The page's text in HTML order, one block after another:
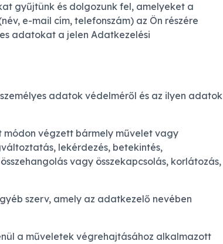
gyűjtünk és dolgozunk fel, amelyeket a
e-mail cím, telefonszám) az Ön részére
adatokat a jelen Adatkezelési
adatok védelméről és az ilyen adatok
végzett bármely művelet vagy
lekérdezés, betekintés,
vagy összekapcsolás, korlátozás,
szerv, amely az adatkezelő nevében
a műveletek végrehajtásához alkalmazott